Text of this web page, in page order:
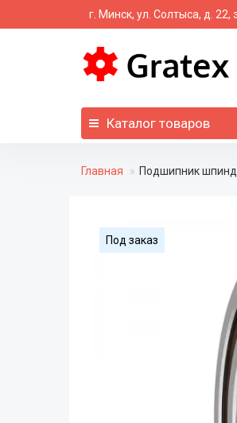
г. Минск, ул. Солтыса, д. 22,
Каталог товаров
Главная Подшипник
Под заказ